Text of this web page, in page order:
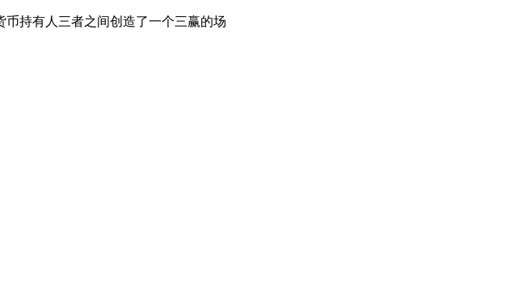
持有人三者之间创造了一个三赢的场